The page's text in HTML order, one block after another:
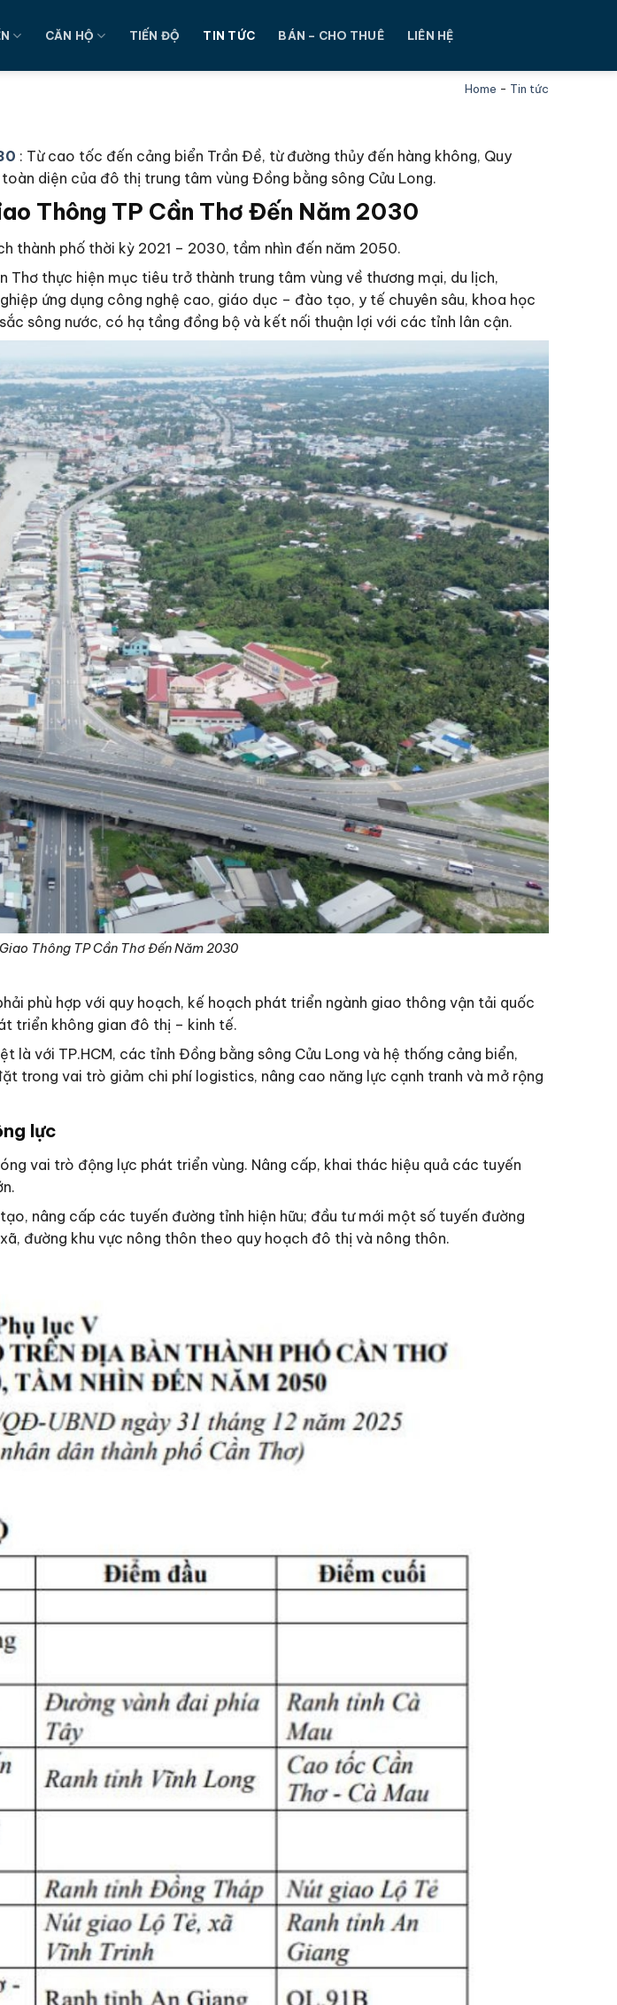
CĂN HỘ TIẾN ĐỘ TIN TỨC BÁN – CHO THUÊ LIÊN HỆ
Home - Tin tức
: Từ cao tốc đến cảng biển Trần Đề, từ đường thủy đến hàng không, Quy
diện của đô thị trung tâm vùng Đồng bằng sông Cửu Long.
Thông TP Cần Thơ Đến Năm 2030
thành phố thời kỳ 2021 – 2030, tầm nhìn đến năm 2050.
thực hiện mục tiêu trở thành trung tâm vùng về thương mại, du lịch,
ứng dụng công nghệ cao, giáo dục – đào tạo, y tế chuyên sâu, khoa học
sông nước, có hạ tầng đồng bộ và kết nối thuận lợi với các tỉnh lân cận.
Thông TP Cần Thơ Đến Năm 2030
phù hợp với quy hoạch, kế hoạch phát triển ngành giao thông vận tải quốc
triển không gian đô thị – kinh tế.
với TP.HCM, các tỉnh Đồng bằng sông Cửu Long và hệ thống cảng biển,
trong vai trò giảm chi phí logistics, nâng cao năng lực cạnh tranh và mở rộng
lực
vai trò động lực phát triển vùng. Nâng cấp, khai thác hiệu quả các tuyến
nâng cấp các tuyến đường tỉnh hiện hữu; đầu tư mới một số tuyến đường
đường khu vực nông thôn theo quy hoạch đô thị và nông thôn.